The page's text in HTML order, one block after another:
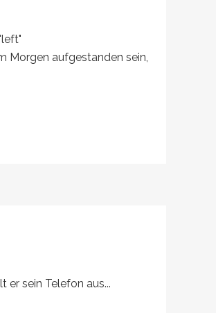
Morgen aufgestanden sein,
er sein Telefon aus...